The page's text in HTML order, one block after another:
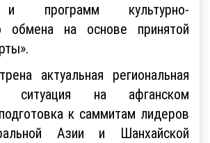
и программ культурно-
обмена на основе принятой
актуальная региональная
ситуация на афганском
к саммитам лидеров
Азии и Шанхайской